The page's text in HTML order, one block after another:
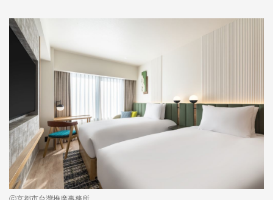
ⓒ京都市台灣推廣事務所